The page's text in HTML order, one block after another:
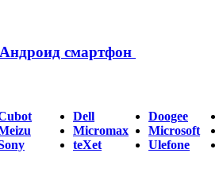
смартфон
Dell Doogee
Micromax Microsoft
teXet Ulefone